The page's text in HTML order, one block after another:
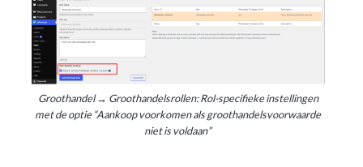
Groothandel → Groothandelsrollen: Rol-specifieke instellingen
met de optie “Aankoop voorkomen als groothandelsvoorwaarde
niet is voldaan”